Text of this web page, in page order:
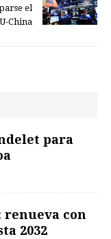
el
China
para
renueva con
2032